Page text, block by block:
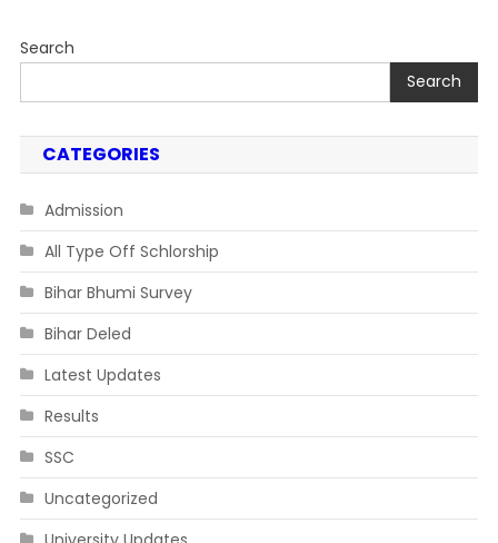
Search
Search
CATEGORIES
Admission
All Type Off Schlorship
Bihar Bhumi Survey
Bihar Deled
Latest Updates
Results
SSC
Uncategorized